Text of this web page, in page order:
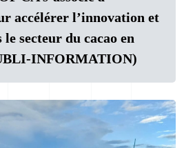
accélérer l’innovation et
secteur du cacao en
INFORMATION)